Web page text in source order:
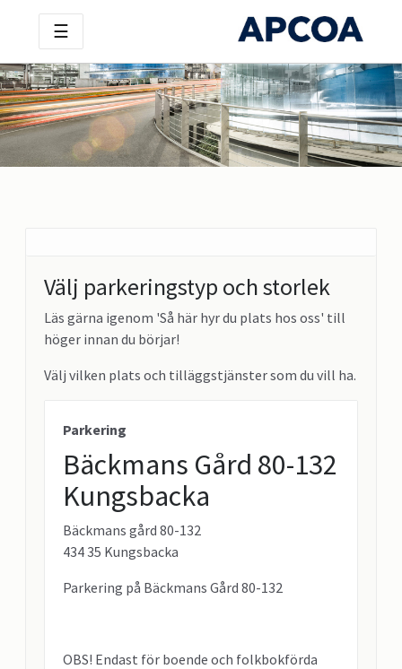
☰
Välj parkeringstyp och storlek
Läs gärna igenom 'Så här hyr du plats hos oss' till
höger innan du börjar!
Välj vilken plats och tilläggstjänster som du vill ha.
Parkering
Bäckmans Gård 80-132
Kungsbacka
Bäckmans gård 80-132
434 35 Kungsbacka
Parkering på Bäckmans Gård 80-132
OBS! Endast för boende och folkbokförda